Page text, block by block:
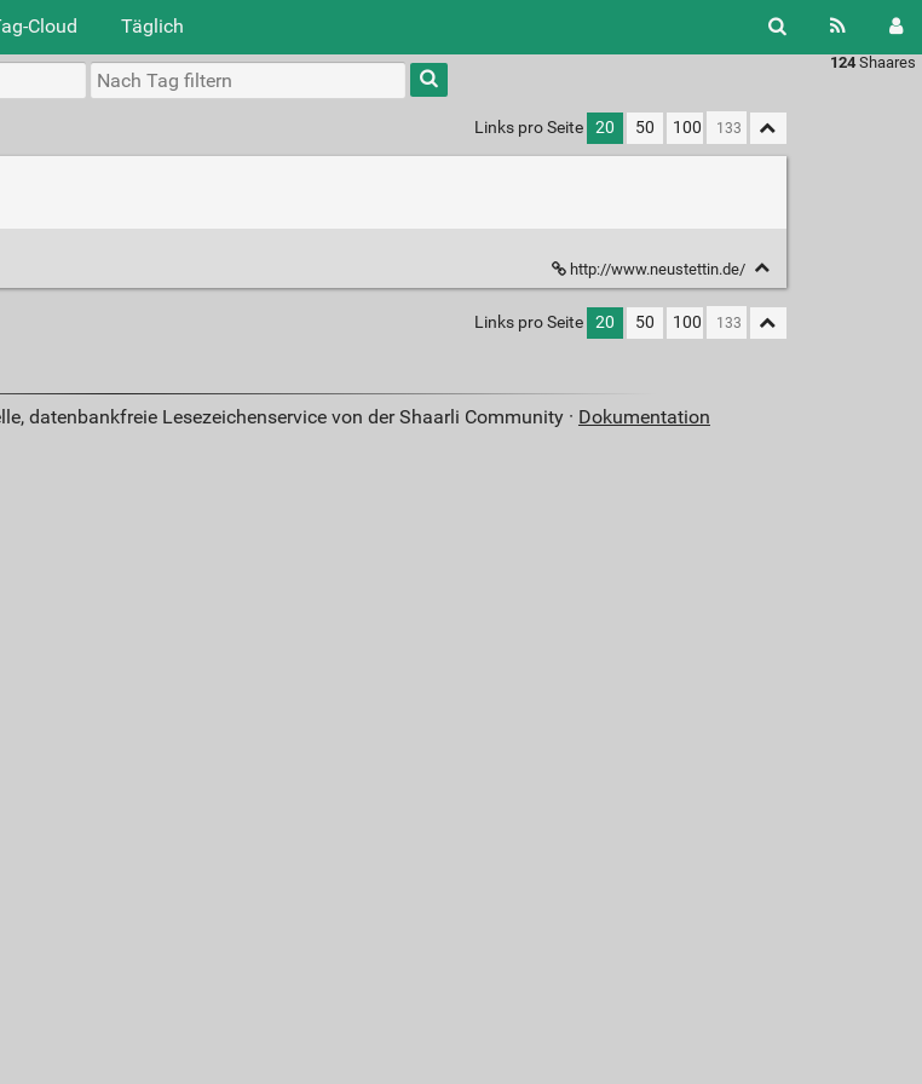
Cloud Täglich
124 Shaares
Links pro Seite 20 50 100
http://www.neustettin.de/
Links pro Seite 20 50 100
datenbankfreie Lesezeichenservice von der Shaarli Community · Dokumentation